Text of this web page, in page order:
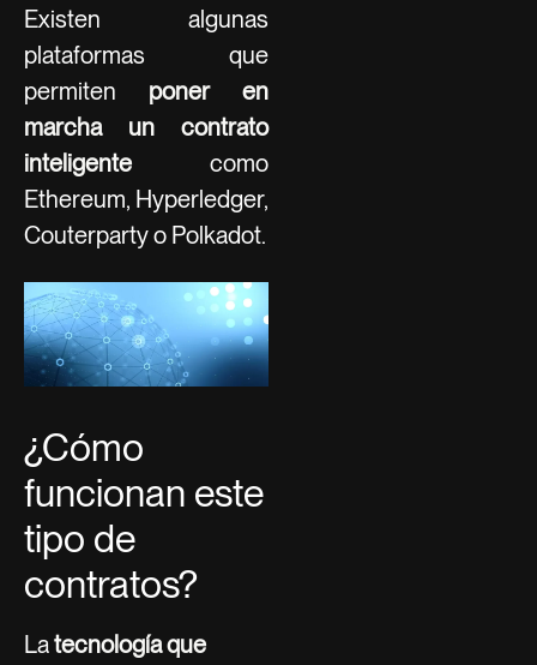
Existen algunas
plataformas que
permiten poner en
marcha un contrato
inteligente como
Ethereum, Hyperledger,
Couterparty o Polkadot.
¿Cómo
funcionan este
tipo de
contratos?
Latecnología que